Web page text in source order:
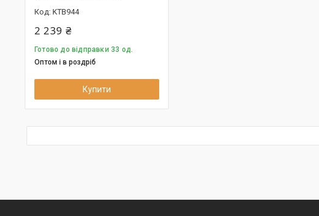
KTB944
2 239 ₴
Готово до відправки 33 од.
Оптом і в роздріб
Купити